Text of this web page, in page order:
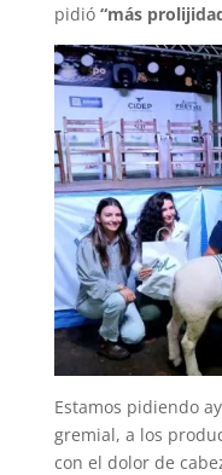
pidió “más
Estamos pidiendo
gremial, a los
con el dolor de